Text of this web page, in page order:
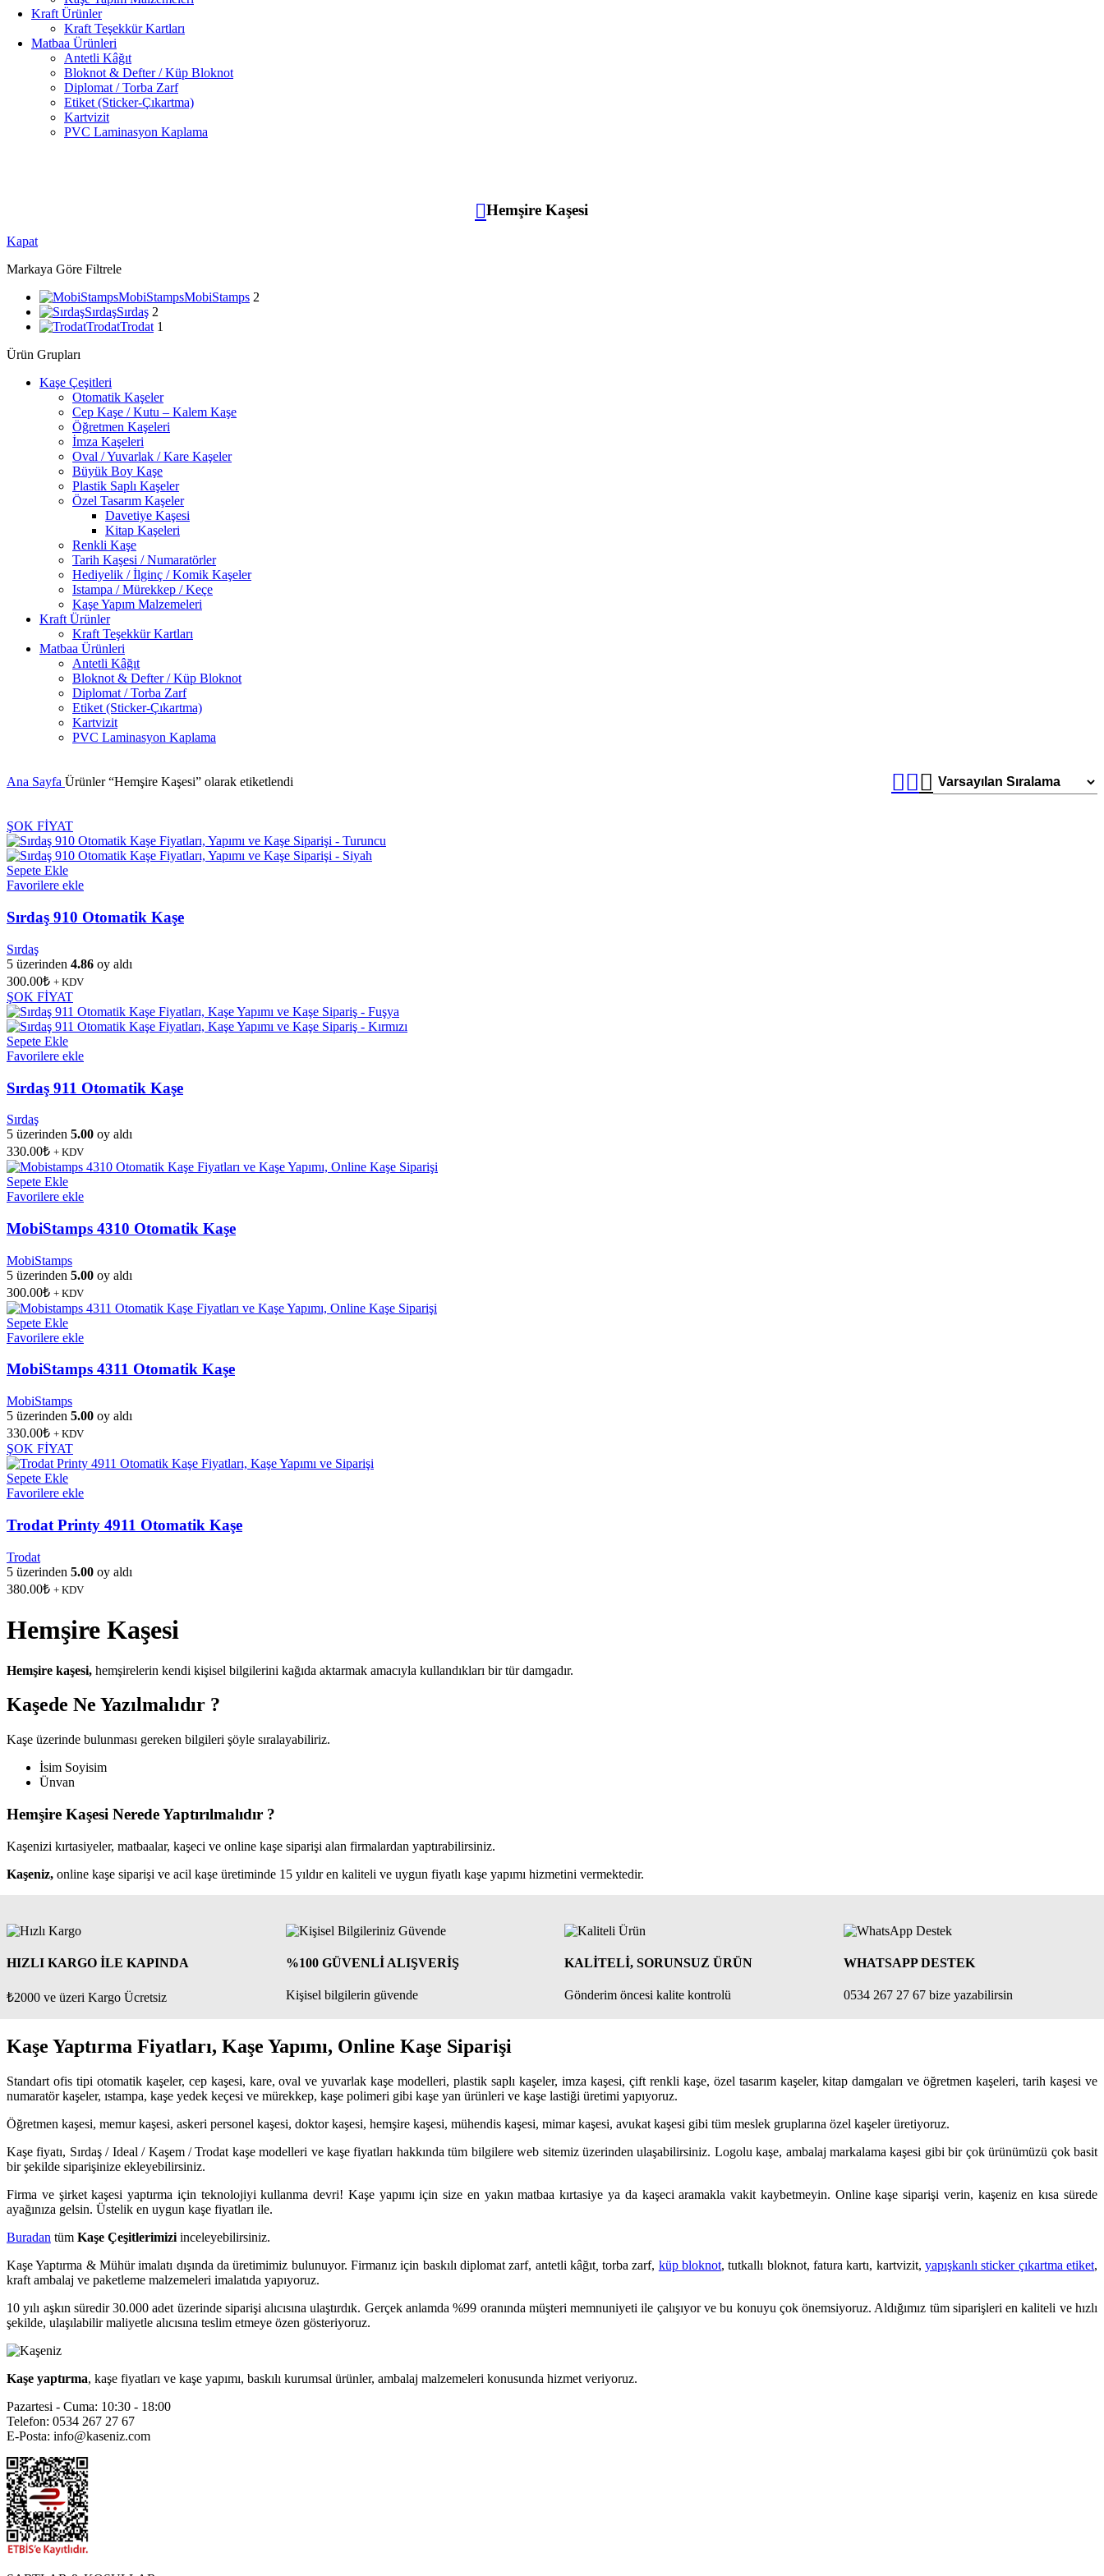
Kraft Ürünler
Kraft Teşekkür Kartları
Matbaa Ürünleri
Antetli Kâğıt
Bloknot & Defter / Küp Bloknot
Diplomat / Torba Zarf
Etiket (Sticker-Çıkartma)
Kartvizit
PVC Laminasyon Kaplama
Hemşire Kaşesi
Kapat
Markaya Göre Filtrele
MobiStampsMobiStamps 2
SırdaşSırdaş 2
TrodatTrodat 1
Ürün Grupları
Kaşe Çeşitleri
Otomatik Kaşeler
Cep Kaşe / Kutu – Kalem Kaşe
Öğretmen Kaşeleri
İmza Kaşeleri
Oval / Yuvarlak / Kare Kaşeler
Büyük Boy Kaşe
Plastik Saplı Kaşeler
Özel Tasarım Kaşeler
Davetiye Kaşesi
Kitap Kaşeleri
Renkli Kaşe
Tarih Kaşesi / Numaratörler
Hediyelik / İlginç / Komik Kaşeler
Istampa / Mürekkep / Keçe
Kaşe Yapım Malzemeleri
Kraft Ürünler
Kraft Teşekkür Kartları
Matbaa Ürünleri
Antetli Kâğıt
Bloknot & Defter / Küp Bloknot
Diplomat / Torba Zarf
Etiket (Sticker-Çıkartma)
Kartvizit
PVC Laminasyon Kaplama
Ana Sayfa Ürünler “Hemşire Kaşesi” olarak etiketlendi
ŞOK FİYAT
Sepete Ekle
Favorilere ekle
Sırdaş 910 Otomatik Kaşe
Sırdaş
5 üzerinden 4.86 oy aldı
300.00₺ + KDV
ŞOK FİYAT
Sepete Ekle
Favorilere ekle
Sırdaş 911 Otomatik Kaşe
Sırdaş
5 üzerinden 5.00 oy aldı
330.00₺ + KDV
Sepete Ekle
Favorilere ekle
MobiStamps 4310 Otomatik Kaşe
MobiStamps
5 üzerinden 5.00 oy aldı
300.00₺ + KDV
Sepete Ekle
Favorilere ekle
MobiStamps 4311 Otomatik Kaşe
MobiStamps
5 üzerinden 5.00 oy aldı
330.00₺ + KDV
ŞOK FİYAT
Sepete Ekle
Favorilere ekle
Trodat Printy 4911 Otomatik Kaşe
Trodat
5 üzerinden 5.00 oy aldı
380.00₺ + KDV
Hemşire Kaşesi
Hemşire kaşesi, hemşirelerin kendi kişisel bilgilerini kağıda aktarmak amacıyla kullandıkları bir tür damgadır.
Kaşede Ne Yazılmalıdır ?
Kaşe üzerinde bulunması gereken bilgileri şöyle sıralayabiliriz.
İsim Soyisim
Ünvan
Hemşire Kaşesi Nerede Yaptırılmalıdır ?
Kaşenizi kırtasiyeler, matbaalar, kaşeci ve online kaşe siparişi alan firmalardan yaptırabilirsiniz.
Kaşeniz, online kaşe siparişi ve acil kaşe üretiminde 15 yıldır en kaliteli ve uygun fiyatlı kaşe yapımı hizmetini vermektedir.
HIZLI KARGO İLE KAPINDA
₺2000 ve üzeri Kargo Ücretsiz
%100 GÜVENLİ ALIŞVERİŞ
Kişisel bilgilerin güvende
KALİTELİ, SORUNSUZ ÜRÜN
Gönderim öncesi kalite kontrolü
WHATSAPP DESTEK
0534 267 27 67 bize yazabilirsin
Kaşe Yaptırma Fiyatları, Kaşe Yapımı, Online Kaşe Siparişi
Standart ofis tipi otomatik kaşeler, cep kaşesi, kare, oval ve yuvarlak kaşe modelleri, plastik saplı kaşeler, imza kaşesi, çift renkli kaşe, özel tasarım kaşeler, kitap damgaları ve öğretmen kaşeleri, tarih kaşesi ve
numaratör kaşeler, ıstampa, kaşe yedek keçesi ve mürekkep, kaşe polimeri gibi kaşe yan ürünleri ve kaşe lastiği üretimi yapıyoruz.
Öğretmen kaşesi, memur kaşesi, askeri personel kaşesi, doktor kaşesi, hemşire kaşesi, mühendis kaşesi, mimar kaşesi, avukat kaşesi gibi tüm meslek gruplarına özel kaşeler üretiyoruz.
Kaşe fiyatı, Sırdaş / Ideal / Kaşem / Trodat kaşe modelleri ve kaşe fiyatları hakkında tüm bilgilere web sitemiz üzerinden ulaşabilirsiniz. Logolu kaşe, ambalaj markalama kaşesi gibi bir çok ürünümüzü çok basit
bir şekilde siparişinize ekleyebilirsiniz.
Firma ve şirket kaşesi yaptırma için teknolojiyi kullanma devri! Kaşe yapımı için size en yakın matbaa kırtasiye ya da kaşeci aramakla vakit kaybetmeyin. Online kaşe siparişi verin, kaşeniz en kısa sürede
ayağınıza gelsin. Üstelik en uygun kaşe fiyatları ile.
Buradan tüm Kaşe Çeşitlerimizi inceleyebilirsiniz.
Kaşe Yaptırma & Mühür imalatı dışında da üretimimiz bulunuyor. Firmanız için baskılı diplomat zarf, antetli kâğıt, torba zarf, küp bloknot, tutkallı bloknot, fatura kartı, kartvizit,yapışkanlı sticker çıkartma etiket,
kraft ambalaj ve paketleme malzemeleri imalatıda yapıyoruz.
10 yılı aşkın süredir 30.000 adet üzerinde siparişi alıcısına ulaştırdık. Gerçek anlamda %99 oranında müşteri memnuniyeti ile çalışıyor ve bu konuyu çok önemsiyoruz. Aldığımız tüm siparişleri en kaliteli ve hızlı
şekilde, ulaşılabilir maliyetle alıcısına teslim etmeye özen gösteriyoruz.
Kaşe yaptırma, kaşe fiyatları ve kaşe yapımı, baskılı kurumsal ürünler, ambalaj malzemeleri konusunda hizmet veriyoruz.
Pazartesi - Cuma: 10:30 - 18:00
Telefon: 0534 267 27 67
E-Posta: info@kaseniz.com